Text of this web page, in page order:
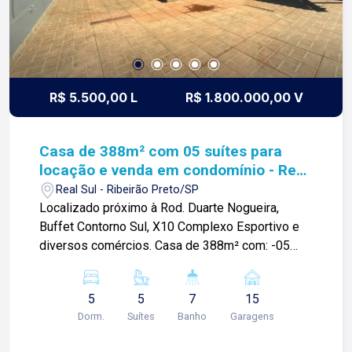
arrojo e a força comercial da atualidade. A Lago é
sua principal imobiliária em Ribeirão Preto! -
Corredor lateral; -02 vagas de garagem;
R$ 5.500,00 L R$ 1.800.000,00 V
Casa de 388m² com 05 suítes para
locação e venda em condomínio - Real
SulReal Sul - Ribeirão Preto/SP
Localizado próximo à Rod. Duarte Nogueira,
Buffet Contorno Sul, X10 Complexo Esportivo e
diversos comércios. Casa de 388m² com: -05
Cozinha; -Área de serviços; -Espaço gourmet
com churrasqueira; -Piscina; -Quintal; -15 vagas
de garagem; Para mais informações e agendar
5
Dorm.
5
Suítes
7
Banho
15
Garagens